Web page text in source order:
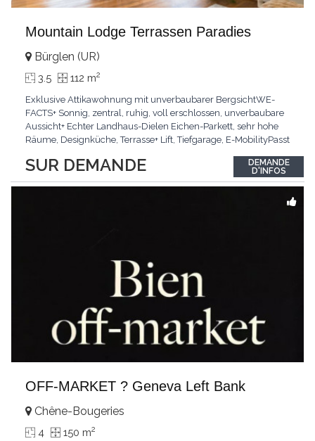
Mountain Lodge Terrassen Paradies
SUR DEMANDE
Bürglen (UR)
3.5 112 m2
Exklusive Attikawohnung mit unverbaubarer BergsichtWE-
FACTS+ Sonnig, zentral, ruhig, voll erschlossen, unverbaubare
Aussicht+ Echter Landhaus-Dielen Eichen-Parkett, sehr hohe
Räume, Designküche, Terrasse+ Lift, Tiefgarage, E-MobilityPasst
ArchitekturKLARTEXT: Grosszügig, sonnig und kompromisslos
hochwertig mit Logenplatz.Interessiert?...
DEMANDE
D'INFOS
OFF-MARKET ? Geneva Left Bank
Chêne-Bougeries
4 150 m2